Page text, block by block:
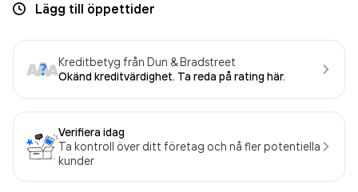
Lägg till öppettider
Kreditbetyg från Dun & Bradstreet
Okänd kreditvärdighet. Ta reda på rating här.
Verifiera idag
Ta kontroll över ditt företag och nå fler potentiella
kunder